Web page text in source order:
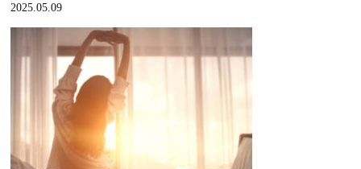
2025.05.09